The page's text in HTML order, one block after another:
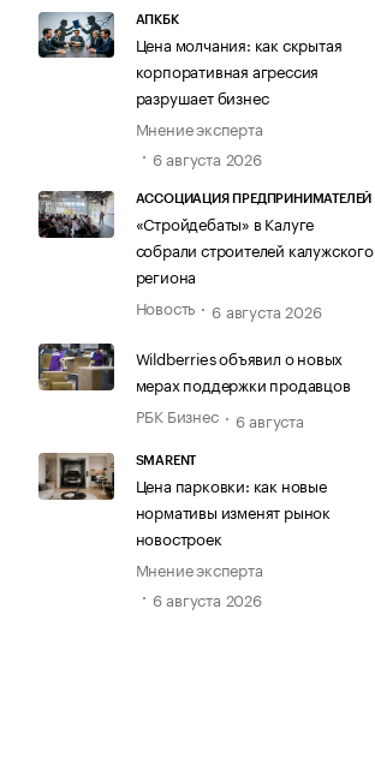
АПКБК
Цена молчания: как скрытая
корпоративная агрессия
разрушает бизнес
Мнение эксперта
6 августа 2026
АССОЦИАЦИЯ ПРЕДПРИНИМАТЕЛЕЙ
«Стройдебаты» в Калуге
собрали строителей калужского
региона
Новость
6 августа 2026
Wildberries объявил о новых
мерах поддержки продавцов
РБК Бизнес
6 августа
SMARENT
Цена парковки: как новые
нормативы изменят рынок
новостроек
Мнение эксперта
6 августа 2026